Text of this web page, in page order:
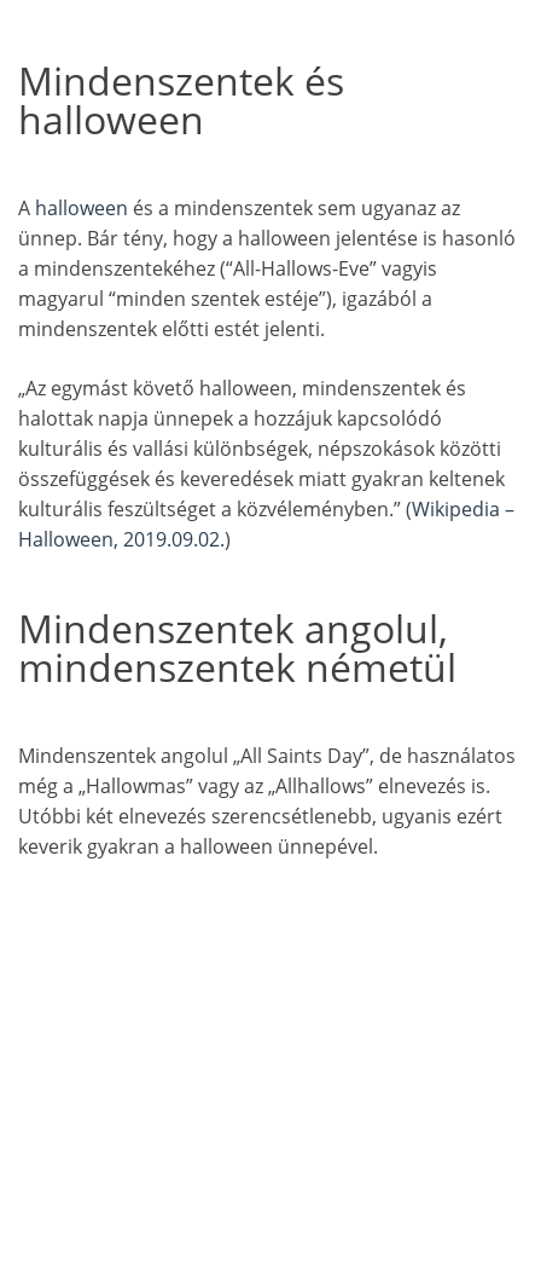
Mindenszentek és
halloween
A halloween és a mindenszentek sem ugyanaz az
ünnep. Bár tény, hogy a halloween jelentése is hasonló
a mindenszentekéhez (“All-Hallows-Eve” vagyis
magyarul “minden szentek estéje”), igazából a
mindenszentek előtti estét jelenti.
„Az egymást követő halloween, mindenszentek és
halottak napja ünnepek a hozzájuk kapcsolódó
kulturális és vallási különbségek, népszokások közötti
összefüggések és keveredések miatt gyakran keltenek
kulturális feszültséget a közvéleményben.” (Wikipedia –
Halloween, 2019.09.02.)
Mindenszentek angolul,
mindenszentek németül
Mindenszentek angolul „All Saints Day”, de használatos
még a „Hallowmas” vagy az „Allhallows” elnevezés is.
Utóbbi két elnevezés szerencsétlenebb, ugyanis ezért
keverik gyakran a halloween ünnepével.